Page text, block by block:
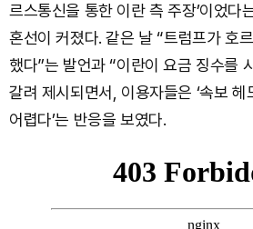
르스통신을 통한 이란 측 주장’이었다
혼선이 커졌다. 같은 날 “트럼프가 호
했다”는 발언과 “이란이 요금 징수를
갈려 제시되면서, 이용자들은 ‘속보 헤
어렵다’는 반응을 보였다.